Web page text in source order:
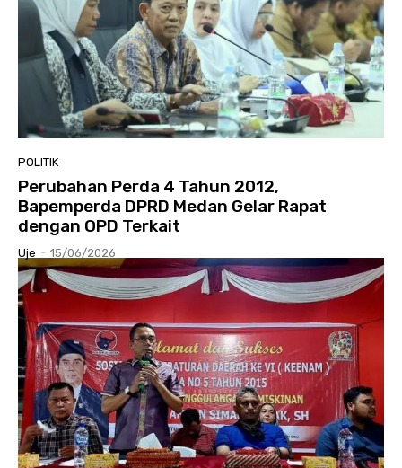
POLITIK
Perubahan Perda 4 Tahun 2012,
Bapemperda DPRD Medan Gelar Rapat
dengan OPD Terkait
Uje - 15/06/2026